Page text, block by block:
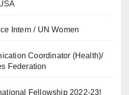
Intern / UN Women
Coordinator (Health)/
Federation
Fellowship 2022-23!